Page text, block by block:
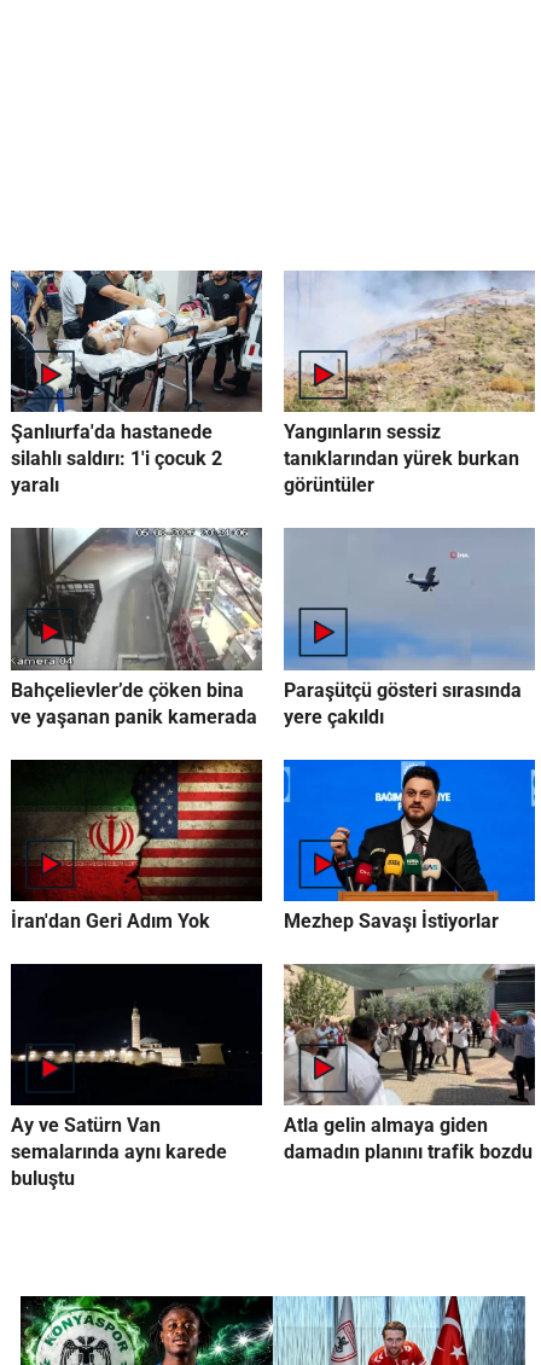
Şanlıurfa'da hastanede
silahlı saldırı: 1'i çocuk 2
yaralı
Yangınların sessiz
tanıklarından yürek burkan
görüntüler
Bahçelievler’de çöken bina
ve yaşanan panik kamerada
Paraşütçü gösteri sırasında
yere çakıldı
İran'dan Geri Adım Yok Mezhep Savaşı İstiyorlar
Ay ve Satürn Van
semalarında aynı karede
buluştu
Atla gelin almaya giden
damadın planını trafik bozdu